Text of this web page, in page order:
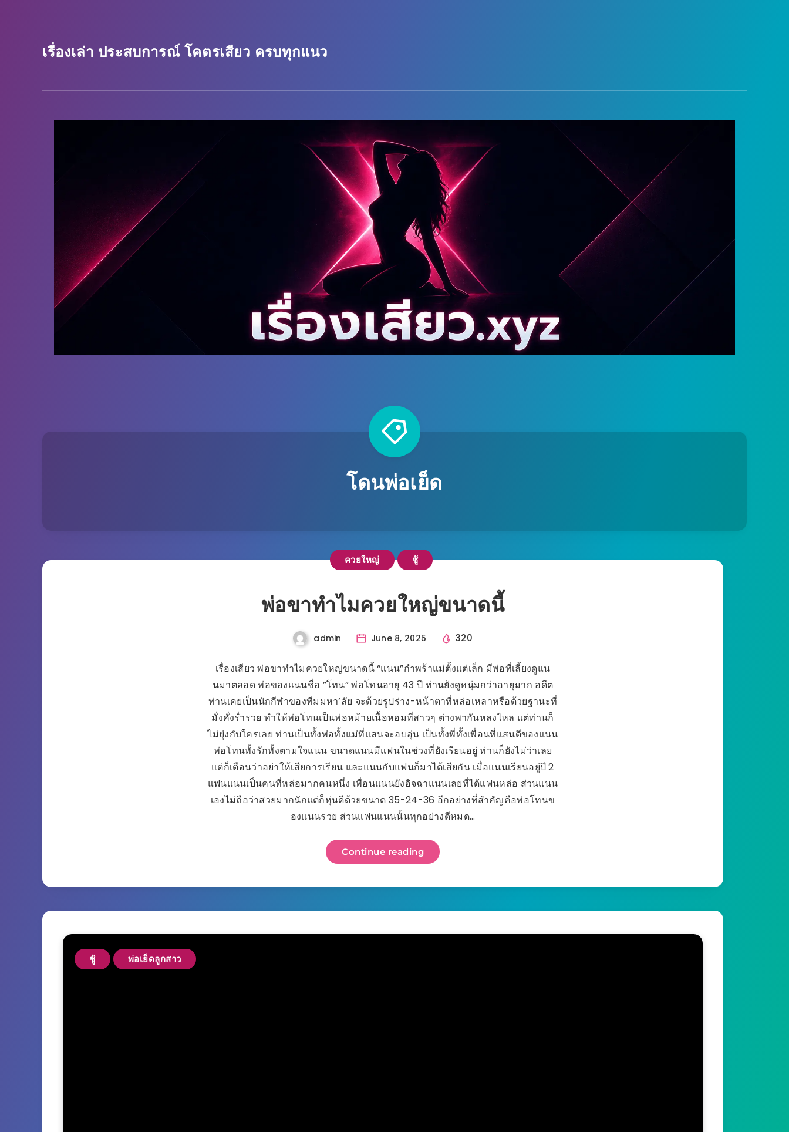
เรื่องเล่า ประสบการณ์ โคตรเสียว ครบทุกแนว
โดนพ่อเย็ด
ควยใหญ่ ชู้
พ่อขาทำไมควยใหญ่ขนาดนี้
admin June 8, 2025 320
เรื่องเสียว พ่อขาทำไมควยใหญ่ขนาดนี้ “แนน”กำพร้าแม่ตั้งแต่เล็ก มีพ่อที่เลี้ยงดูแน
นมาตลอด พ่อของแนนชื่อ ”โทน” พ่อโทนอายุ 43 ปี ท่านยังดูหนุ่มกว่าอายุมาก อดีต
ท่านเคยเป็นนักกีฬาของทีมมหา’ลัย จะด้วยรูปร่าง-หน้าตาที่หล่อเหลาหรือด้วยฐานะที่
มั่งคั่งร่ำรวย ทำให้พ่อโทนเป็นพ่อหม้ายเนื้อหอมที่สาวๆ ต่างพากันหลงไหล แต่ท่านก็
ไม่ยุ่งกับใครเลย ท่านเป็นทั้งพ่อทั้งแม่ที่แสนจะอบอุ่น เป็นทั้งพี่ทั้งเพื่อนที่แสนดีของแนน
พ่อโทนทั้งรักทั้งตามใจแนน ขนาดแนนมีแฟนในช่วงที่ยังเรียนอยู่ ท่านก็ยังไม่ว่าเลย
แต่ก็เตือนว่าอย่าให้เสียการเรียน และแนนกับแฟนก็มาได้เสียกัน เมื่อแนนเรียนอยู่ปี 2
แฟนแนนเป็นคนที่หล่อมากคนหนึ่ง เพื่อนแนนยังอิจฉาแนนเลยที่ได้แฟนหล่อ ส่วนแนน
เองไม่ถือว่าสวยมากนักแต่ก็หุ่นดีด้วยขนาด 35-24-36 อีกอย่างที่สำคัญคือพ่อโทนข
องแนนรวย ส่วนแฟนแนนนั้นทุกอย่างดีหมด…
Continue reading
ชู้ พ่อเย็ดลูกสาว